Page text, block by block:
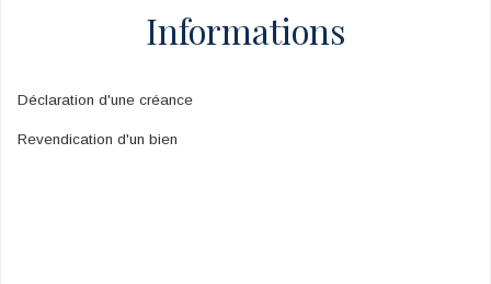
Informations
Déclaration d'une créance
Revendication d'un bien